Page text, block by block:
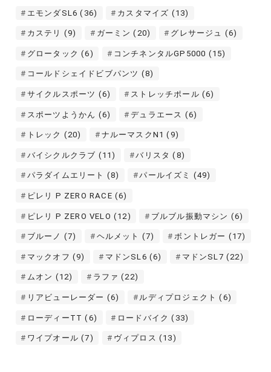
エモンダSL6 (36) カスタマイズ (13)
カステリ (9) ガーミン (20) グレサージュ (6)
グロータック (6) コンチネンタルGP5000 (15)
コールドシェイドビブパンツ (8)
サイクルスポーツ (6) ストレッチポール (6)
スポーツようかん (6) デュラエース (6)
トレック (20) ナルーマスクN1 (9)
バイシクルクラブ (11) バリスタ (8)
パラダイムエリート (8) パールイズミ (49)
ピレリ P ZERO RACE (6)
ピレリ P ZERO VELO (12) ブルブル振動マシン (6)
ブルーノ (7) ヘルメット (7) ボントレガー (17)
マックオフ (9) マドンSL6 (6) マドンSL7 (22)
ムオン (12) ラファ (22)
リアビューレーダー (6) ルディプロジェクト (6)
ローディーTT (6) ロードバイク (33)
ワイプオール (7) ヴィプロス (13)